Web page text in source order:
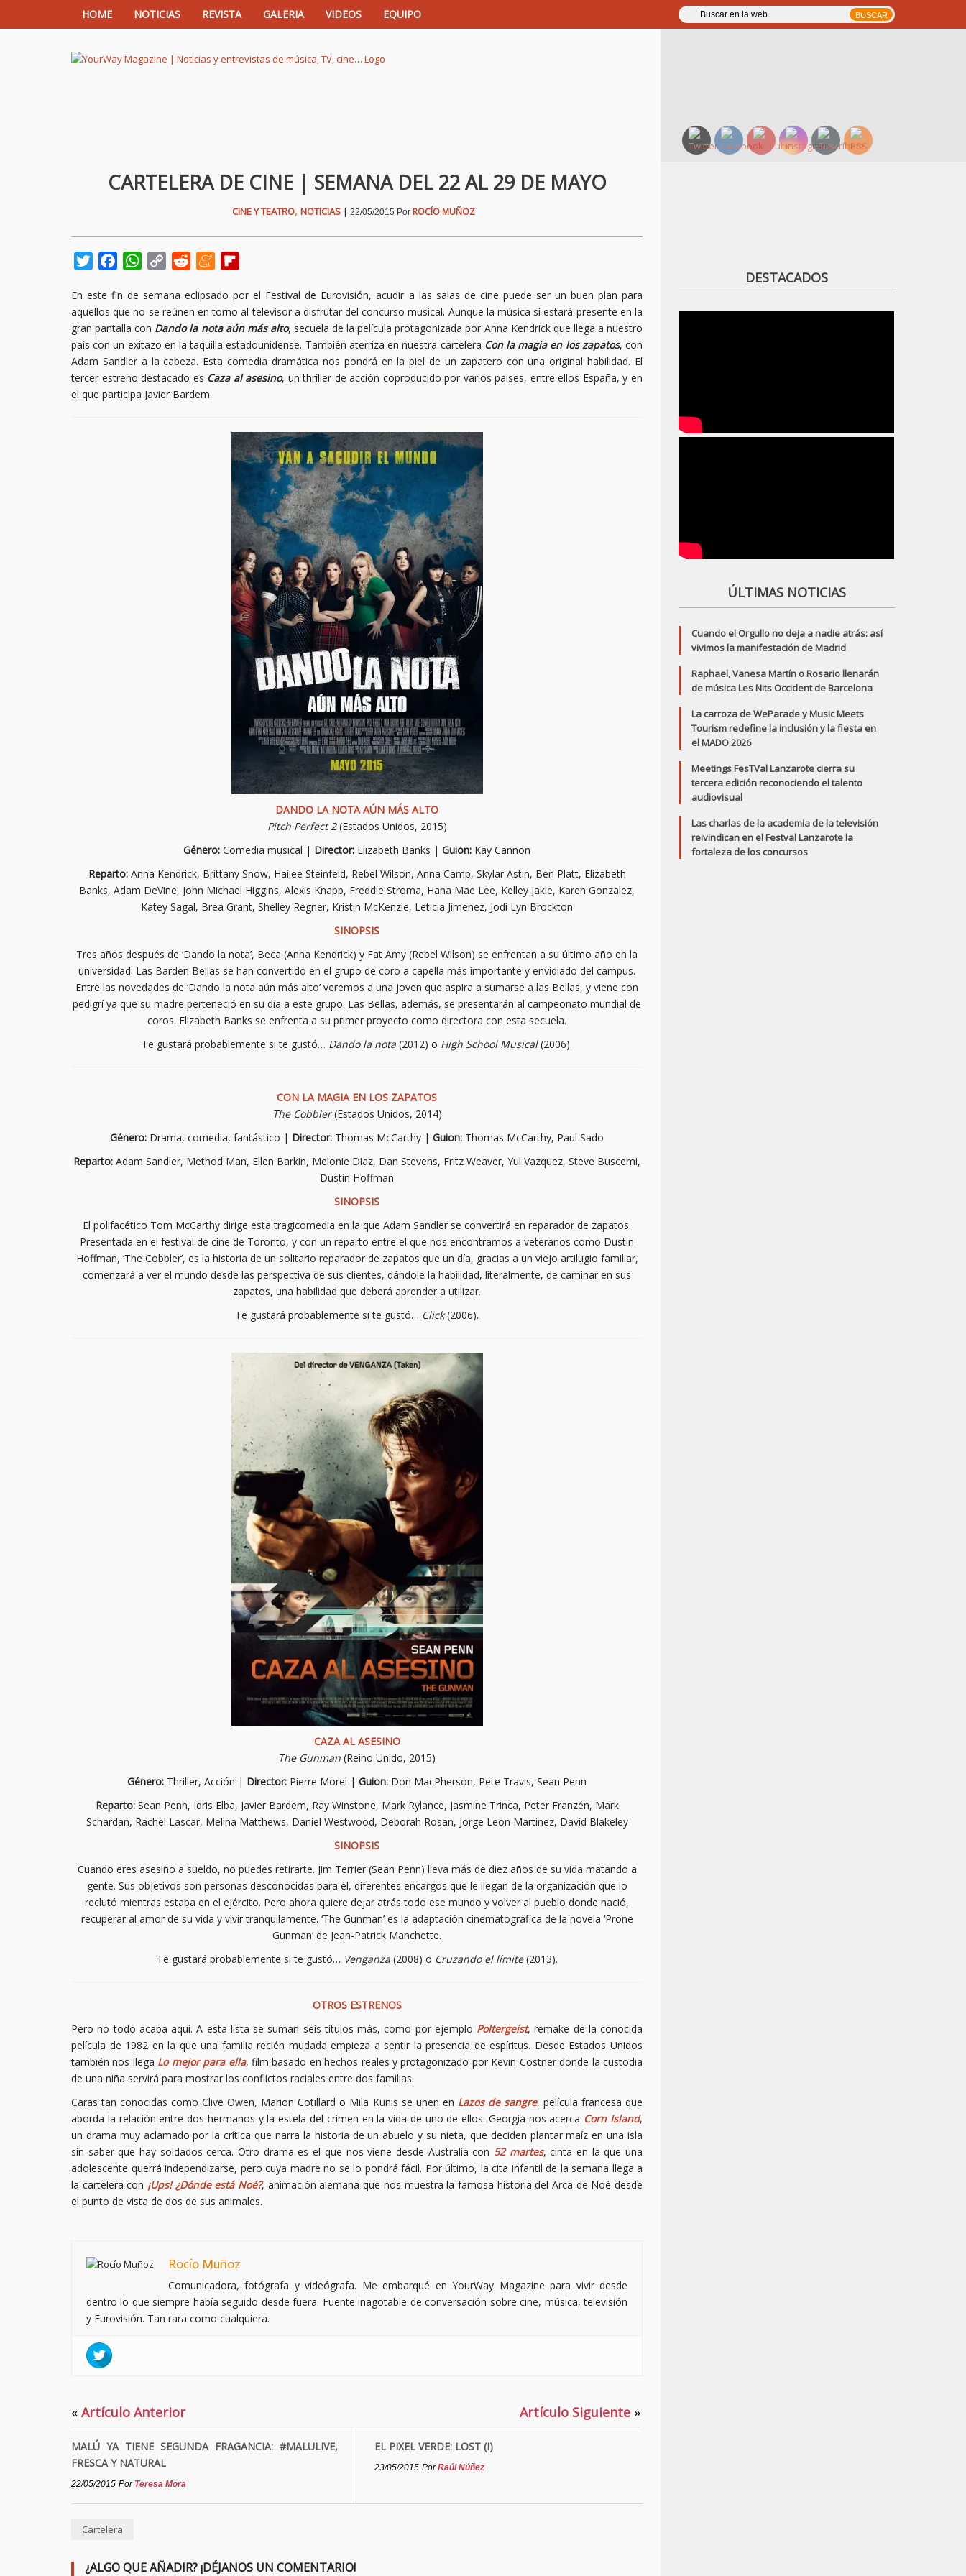
HOME NOTICIAS REVISTA GALERIA VIDEOS EQUIPO
CARTELERA DE CINE | SEMANA DEL 22 AL 29 DE MAYO
CINE Y TEATRO, NOTICIAS| 22/05/2015 Por ROCÍO MUÑOZ
TwitterFacebookWhatsApp
Copy
Reddit Meneame
En este fin de semana eclipsado por el Festival de Eurovisión, acudir a las salas de cine puede ser un buen plan para
aquellos que no se reúnen en torno al televisor a disfrutar del concurso musical. Aunque la música sí estará presente en la
gran pantalla con Dando la nota aún más alto, secuela de la película protagonizada por Anna Kendrick que llega a nuestro
país con un exitazo en la taquilla estadounidense. También aterriza en nuestra cartelera Con la magia en los zapatos, con
Adam Sandler a la cabeza. Esta comedia dramática nos pondrá en la piel de un zapatero con una original habilidad. El
tercer estreno destacado es Caza al asesino, un thriller de acción coproducido por varios países, entre ellos España, y en
el que participa Javier Bardem.
DANDO LA NOTA AÚN MÁS ALTO
Pitch Perfect 2(Estados Unidos, 2015)
Género: Comedia musical | Director: Elizabeth Banks | Guion: Kay Cannon
Reparto:Anna Kendrick, Brittany Snow, Hailee Steinfeld, Rebel Wilson, Anna Camp, Skylar Astin, Ben Platt, Elizabeth
Banks, Adam DeVine, John Michael Higgins, Alexis Knapp, Freddie Stroma, Hana Mae Lee, Kelley Jakle, Karen Gonzalez,
Katey Sagal, Brea Grant, Shelley Regner, Kristin McKenzie, Leticia Jimenez, Jodi Lyn Brockton
SINOPSIS
Tres años después de ‘Dando la nota’, Beca (Anna Kendrick) y Fat Amy (Rebel Wilson) se enfrentan a su último año en la
universidad. Las Barden Bellas se han convertido en el grupo de coro a capella más importante y envidiado del campus.
Entre las novedades de ‘Dando la nota aún más alto’ veremos a una joven que aspira a sumarse a las Bellas, y viene con
pedigrí ya que su madre perteneció en su día a este grupo. Las Bellas, además, se presentarán al campeonato mundial de
coros. Elizabeth Banks se enfrenta a su primer proyecto como directora con esta secuela.
Te gustará probablemente si te gustó… Dando la nota (2012) o High School Musical(2006).
CON LA MAGIA EN LOS ZAPATOS
The Cobbler(Estados Unidos, 2014)
Género: Drama, comedia, fantástico | Director: Thomas McCarthy | Guion: Thomas McCarthy, Paul Sado
Reparto: Adam Sandler, Method Man, Ellen Barkin, Melonie Diaz, Dan Stevens, Fritz Weaver, Yul Vazquez, Steve Buscemi,
Dustin Hoffman
SINOPSIS
El polifacético Tom McCarthy dirige esta tragicomedia en la que Adam Sandler se convertirá en reparador de zapatos.
Presentada en el festival de cine de Toronto, y con un reparto entre el que nos encontramos a veteranos como Dustin
Hoffman, ‘The Cobbler’, es la historia de un solitario reparador de zapatos que un día, gracias a un viejo artilugio familiar,
comenzará a ver el mundo desde las perspectiva de sus clientes, dándole la habilidad, literalmente, de caminar en sus
zapatos, una habilidad que deberá aprender a utilizar.
Te gustará probablemente si te gustó… Click(2006).
CAZA AL ASESINO
The Gunman (Reino Unido, 2015)
Género: Thriller, Acción | Director: Pierre Morel | Guion: Don MacPherson, Pete Travis, Sean Penn
Reparto:Sean Penn, Idris Elba, Javier Bardem, Ray Winstone, Mark Rylance, Jasmine Trinca, Peter Franzén, Mark
Schardan, Rachel Lascar, Melina Matthews, Daniel Westwood, Deborah Rosan, Jorge Leon Martinez, David Blakeley
SINOPSIS
Cuando eres asesino a sueldo, no puedes retirarte. Jim Terrier (Sean Penn) lleva más de diez años de su vida matando a
gente. Sus objetivos son personas desconocidas para él, diferentes encargos que le llegan de la organización que lo
reclutó mientras estaba en el ejército. Pero ahora quiere dejar atrás todo ese mundo y volver al pueblo donde nació,
recuperar al amor de su vida y vivir tranquilamente. ‘The Gunman’ es la adaptación cinematográfica de la novela ‘Prone
Gunman’ de Jean-Patrick Manchette.
Te gustará probablemente si te gustó… Venganza(2008) o Cruzando el límite(2013).
OTROS ESTRENOS
Pero no todo acaba aquí. A esta lista se suman seis títulos más, como por ejemplo Poltergeist, remake de la conocida
película de 1982 en la que una familia recién mudada empieza a sentir la presencia de espíritus. Desde Estados Unidos
también nos llega Lo mejor para ella, film basado en hechos reales y protagonizado por Kevin Costner donde la custodia
de una niña servirá para mostrar los conflictos raciales entre dos familias.
Caras tan conocidas como Clive Owen, Marion Cotillard o Mila Kunis se unen en Lazos de sangre, película francesa que
aborda la relación entre dos hermanos y la estela del crimen en la vida de uno de ellos. Georgia nos acerca Corn Island,
un drama muy aclamado por la crítica que narra la historia de un abuelo y su nieta, que deciden plantar maíz en una isla
sin saber que hay soldados cerca. Otro drama es el que nos viene desde Australia con 52 martes, cinta en la que una
adolescente querrá independizarse, pero cuya madre no se lo pondrá fácil. Por último, la cita infantil de la semana llega a
la cartelera con ¡Ups! ¿Dónde está Noé?, animación alemana que nos muestra la famosa historia del Arca de Noé desde
el punto de vista de dos de sus animales.
Rocío Muñoz
Comunicadora, fotógrafa y videógrafa. Me embarqué en YourWay Magazine para vivir desde
dentro lo que siempre había seguido desde fuera. Fuente inagotable de conversación sobre cine, música, televisión
y Eurovisión. Tan rara como cualquiera.
« Artículo Anterior
MALÚ YA TIENE SEGUNDA FRAGANCIA: #MALULIVE,
FRESCA Y NATURAL
22/05/2015 Por Teresa Mora
Artículo Siguiente »
EL PIXEL VERDE: LOST (I)
23/05/2015 PorRaúl Núñez
Cartelera
¿ALGO QUE AÑADIR? ¡DÉJANOS UN COMENTARIO!
DESTACADOS
ÚLTIMAS NOTICIAS
Cuando el Orgullo no deja a nadie atrás: así
vivimos la manifestación de Madrid
Raphael, Vanesa Martín o Rosario llenarán
de música Les Nits Occident de Barcelona
La carroza de WeParade y Music Meets
Tourism redefine la inclusión y la fiesta en
el MADO 2026
Meetings FesTVal Lanzarote cierra su
tercera edición reconociendo el talento
audiovisual
Las charlas de la academia de la televisión
reivindican en el Festval Lanzarote la
fortaleza de los concursos